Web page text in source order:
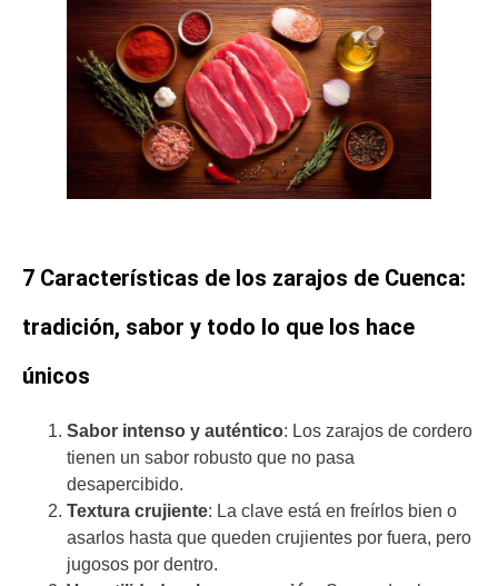
7 Características de los zarajos de Cuenca:
tradición, sabor y todo lo que los hace
únicos
Sabor intenso y auténtico: Los zarajos de cordero
tienen un sabor robusto que no pasa
desapercibido.
Textura crujiente: La clave está en freírlos bien o
asarlos hasta que queden crujientes por fuera, pero
jugosos por dentro.